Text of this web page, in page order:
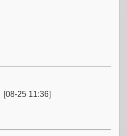
[08-25 11:36]